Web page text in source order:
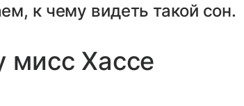
к чему видеть такой сон.
мисс Хассе